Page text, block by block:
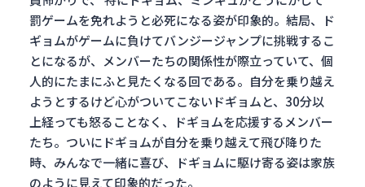
罰ゲームを免れようと必死になる姿が印象的。結局、ド
ギョムがゲームに負けてバンジージャンプに挑戦するこ
とになるが、メンバーたちの関係性が際立っていて、個
人的にたまにふと見たくなる回である。自分を乗り越え
ようとするけど心がついてこないドギョムと、30分以
上経っても怒ることなく、ドギョムを応援するメンバー
たち。ついにドギョムが自分を乗り越えて飛び降りた
時、みんなで一緒に喜び、ドギョムに駆け寄る姿は家族
のように見えて印象的だった。